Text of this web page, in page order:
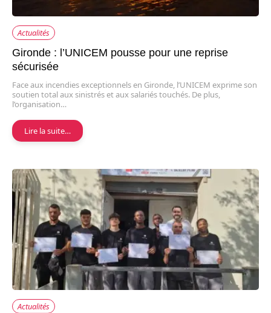
Actualités
Gironde : l’UNICEM pousse pour une reprise
sécurisée
Face aux incendies exceptionnels en Gironde, l’UNICEM exprime son
soutien total aux sinistrés et aux salariés touchés. De plus,
l’organisation…
Lire la suite…
Actualités